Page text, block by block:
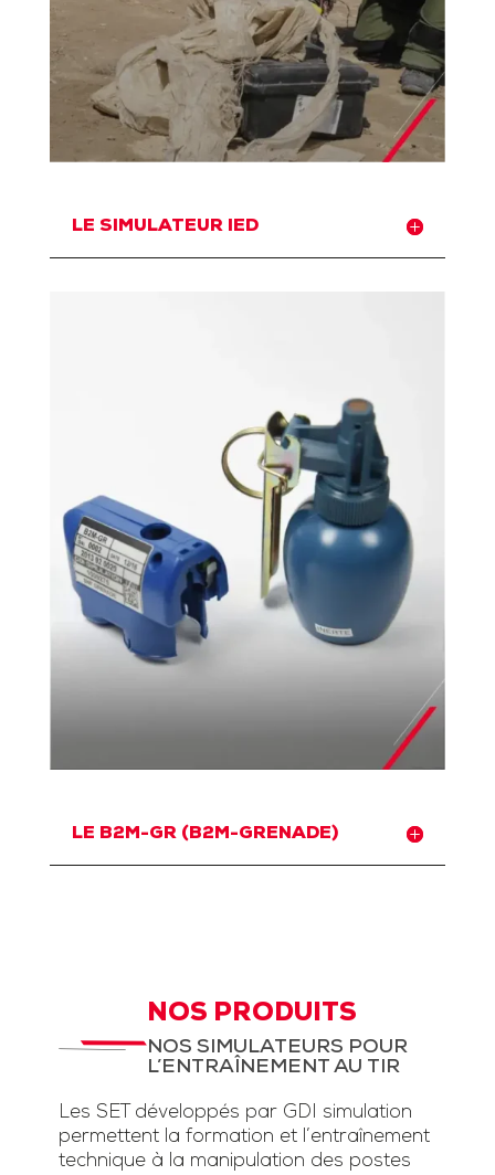
LE SIMULATEUR IED
LE B2M-GR (B2M-GRENADE)
NOS PRODUITS
NOS SIMULATEURS POUR
L’ENTRAÎNEMENT AU TIR
Les SET développés par GDI simulation
permettent la formation et l’entraînement
technique à la manipulation des postes